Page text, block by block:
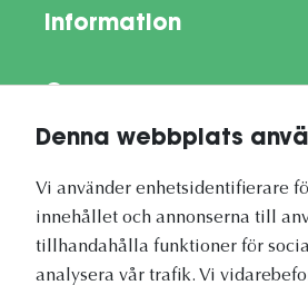
Denna webbplats
Vi använder enhetsidentifierare
innehållet och annonserna till
tillhandahålla funktioner för
analysera vår trafik. Vi
Information